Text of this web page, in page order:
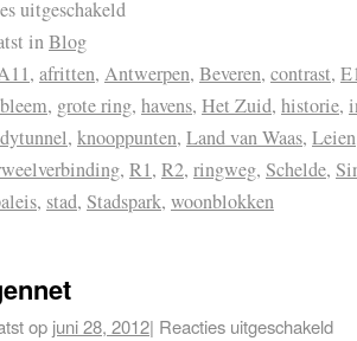
uitgeschakeld
inBlog
, afritten, Antwerpen, Beveren, contrast,
, grote ring, havens, Het Zuid, historie,
, knooppunten, Land van Waas, Leien
, R1, R2, ringweg, Schelde,
, stad, Stadspark, woonblokken
op juni 28, 2012| Reacties uitgeschakeld